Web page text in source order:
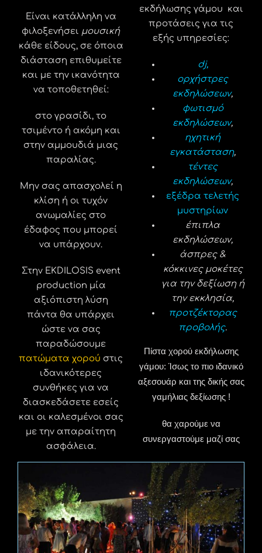
Είναι κατάλληλη να
φιλοξενήσει μουσική
κάθε είδους, σε όποια
διάσταση επιθυμείτε
και με την ικανότητα
να τοποθετηθεί:
στο γρασίδι, το
τσιμέντο ή ακόμη και
στην αμμουδιά μιας
παραλίας.
Μην σας απασχολεί η
κλίση ή οι τυχόν
ανωμαλίες στο
έδαφος που μπορεί
να υπάρχουν.
Στην EKDILOSIS event
production μία
αξιόπιστη λύση
πάντα θα υπάρχει
ώστε να σας
παραδώσουμε
πατώματα χορού στις
ιδανικότερες
συνθήκες για να
διασκεδάσετε εσείς
και οι καλεσμένοι σας
με την απαραίτητη
ασφάλεια.
εκδήλωσης γάμου και
προτάσεις για τις
εξής υπηρεσίες:
dj,
ορχήστρες
εκδηλώσεων,
φωτισμό
εκδηλώσεων,
ηχητική
εγκατάσταση,
τέντες
εκδηλώσεων,
εξέδρα τελετής
μυστηρίων
έπιπλα
εκδηλώσεων,
άσπρες &
κόκκινες μοκέτες
για την δεξίωση ή
την εκκλησία,
προτζέκτορας
προβολής.
Πίστα χορού εκδήλωσης
γάμου: Ίσως το πιο ιδανικό
αξεσουάρ και της δικής σας
γαμήλιας δεξίωσης !
θα χαρούμε να
συνεργαστούμε μαζί σας